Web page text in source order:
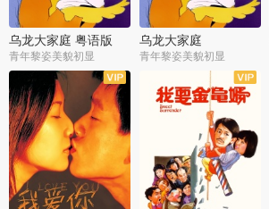
乌龙大家庭 粤语版
青年黎姿美貌初显
乌龙大家庭
青年黎姿美貌初显